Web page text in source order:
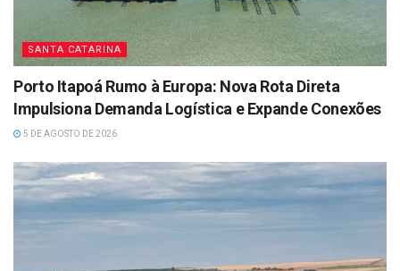
SANTA CATARINA
Porto Itapoá Rumo à Europa: Nova Rota Direta
Impulsiona Demanda Logística e Expande Conexões
5 DE AGOSTO DE 2026